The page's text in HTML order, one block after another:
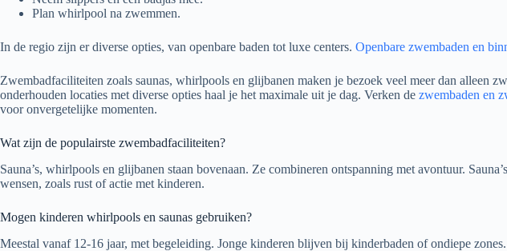
Plan whirlpool na zwemmen.
In de regio zijn er diverse opties, van openbare baden tot luxe centers. Openbare zwembaden en
Zwembadfaciliteiten zoals saunas, whirlpools en glijbanen maken je bezoek veel meer dan alleen
onderhouden locaties met diverse opties haal je het maximale uit je dag. Verken de zwembaden en
voor onvergetelijke momenten.
Wat zijn de populairste zwembadfaciliteiten?
Sauna’s, whirlpools en glijbanen staan bovenaan. Ze combineren ontspanning met avontuur.
wensen, zoals rust of actie met kinderen.
Mogen kinderen whirlpools en saunas gebruiken?
Meestal vanaf 12-16 jaar, met begeleiding. Jonge kinderen blijven bij kinderbaden of ondiepe